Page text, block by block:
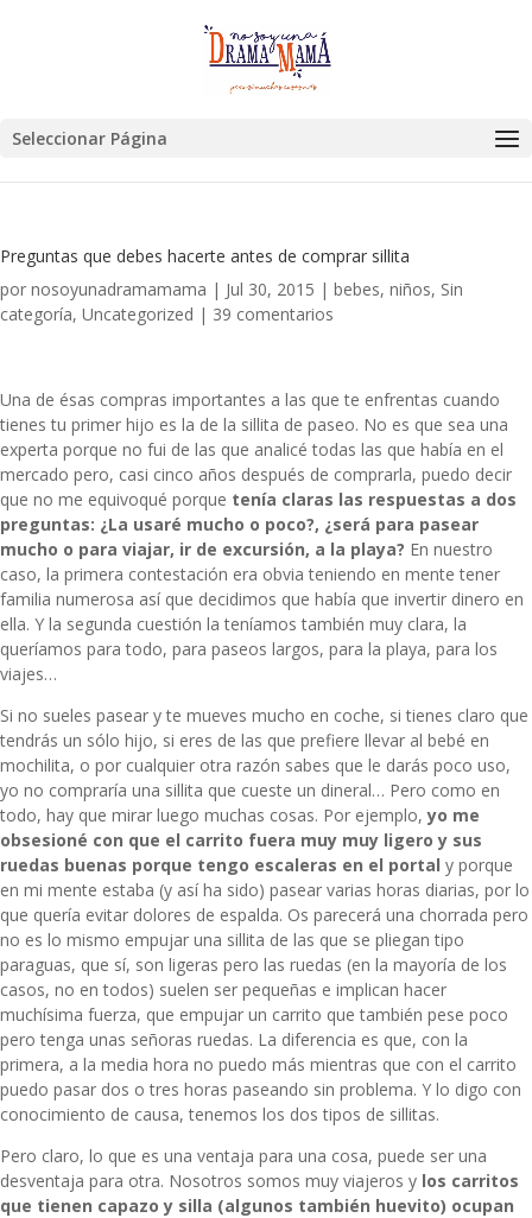
Seleccionar Página
Preguntas que debes hacerte antes de comprar sillita
por nosoyunadramamama | Jul 30, 2015 | bebes, niños, Sin
categoría, Uncategorized | 39 comentarios
Una de ésas compras importantes a las que te enfrentas cuando
tienes tu primer hijo es la de la sillita de paseo. No es que sea una
experta porque no fui de las que analicé todas las que había en el
mercado pero, casi cinco años después de comprarla, puedo decir
que no me equivoqué porque tenía claras las respuestas a dos
preguntas: ¿La usaré mucho o poco?, ¿será para pasear
mucho o para viajar, ir de excursión, a la playa? En nuestro
caso, la primera contestación era obvia teniendo en mente tener
familia numerosa así que decidimos que había que invertir dinero en
ella. Y la segunda cuestión la teníamos también muy clara, la
queríamos para todo, para paseos largos, para la playa, para los
viajes…
Si no sueles pasear y te mueves mucho en coche, si tienes claro que
tendrás un sólo hijo, si eres de las que prefiere llevar al bebé en
mochilita, o por cualquier otra razón sabes que le darás poco uso,
yo no compraría una sillita que cueste un dineral… Pero como en
todo, hay que mirar luego muchas cosas. Por ejemplo,yo me
obsesioné con que el carrito fuera muy muy ligero y sus
ruedas buenas porque tengo escaleras en el portal y porque
en mi mente estaba (y así ha sido) pasear varias horas diarias, por lo
que quería evitar dolores de espalda. Os parecerá una chorrada pero
no es lo mismo empujar una sillita de las que se pliegan tipo
paraguas, que sí, son ligeras pero las ruedas (en la mayoría de los
casos, no en todos) suelen ser pequeñas e implican hacer
muchísima fuerza, que empujar un carrito que también pese poco
pero tenga unas señoras ruedas. La diferencia es que, con la
primera, a la media hora no puedo más mientras que con el carrito
puedo pasar dos o tres horas paseando sin problema. Y lo digo con
conocimiento de causa, tenemos los dos tipos de sillitas.
Pero claro, lo que es una ventaja para una cosa, puede ser una
desventaja para otra. Nosotros somos muy viajeros y los carritos
que tienen capazo y silla (algunos también huevito) ocupan